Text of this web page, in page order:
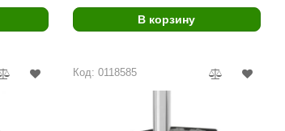
В корзину
Код: 0118585